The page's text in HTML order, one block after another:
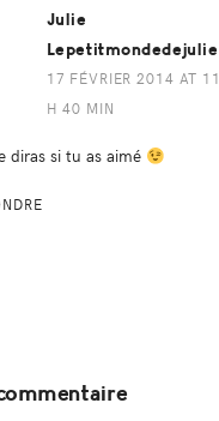
Julie
Lepetitmondedejulie
17 FÉVRIER 2014 AT 11
H 40 MIN
diras si tu as aimé